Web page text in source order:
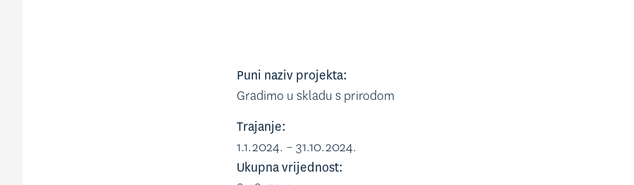
Puni naziv projekta:
Gradimo u skladu s prirodom
Trajanje:
1.1.2024. – 31.10.2024.
Ukupna vrijednost: